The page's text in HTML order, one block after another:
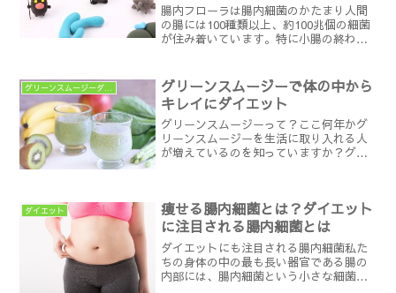
腸内フローラは腸内細菌のかたまり人間
の腸には100種類以上、約100兆個の細菌
が住み着いています。特に小腸の終わり
棲息しています。この腸内細菌のかたま
りを、腸内フローラ...
グリーンスムージーで体の中から
キレイにダイエット
グリーンスムージーって？ここ何年かグ
リーンスムージーを生活に取り入れる人
が増えているのを知っていますか？グリ
グリーンスムージーは気軽...
ダイエット
痩せる腸内細菌とは？ダイエット
に注目される腸内細菌とは
ダイエットにも注目される腸内細菌私た
ちの身体の中の最も長い器官である腸の
内部には、腸内細菌という小さな細菌が